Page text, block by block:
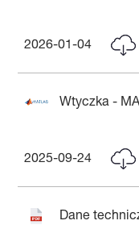
2026-01-04
Wtyczka -
2025-09-24
Dane